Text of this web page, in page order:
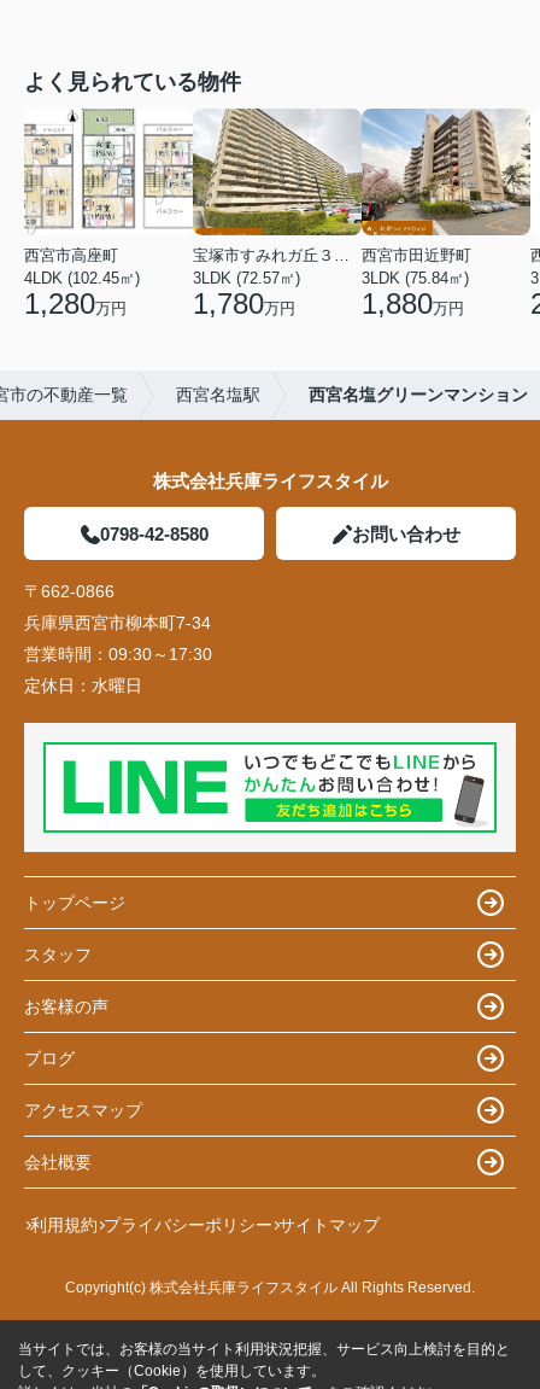
よく見られている物件
西宮市高座町
4LDK (102.45㎡)
1,280万円
3LDK (72.57㎡)
1,780万円
西宮市田近野町
3LDK (75.84㎡)
1,880万円
市の不動産一覧 西宮名塩駅 西宮名塩グリーンマンション
株式会社兵庫ライフスタイル
0798-42-8580 お問い合わせ
〒662-0866
兵庫県西宮市柳本町7-34
営業時間： 09:30～17:30
定休日： 水曜日
トップページ
スタッフ
お客様の声
ブログ
アクセスマップ
会社概要
利用規約 プライバシーポリシー サイトマップ
Copyright(c) 株式会社兵庫ライフスタイル All Rights Reserved.
当サイトでは、お客様の当サイト利用状況把握、サービス向上検討を目的と
して、クッキー（Cookie）を使用しています。